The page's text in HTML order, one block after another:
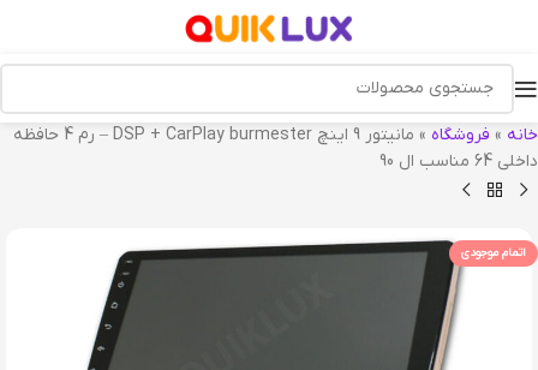
خانه » فروشگاه »
مانیتور 9 اینچ DSP + CarPlay burmester – رم 4 حافظه
داخلی 64 مناسب ال 90
اتمام موجودی